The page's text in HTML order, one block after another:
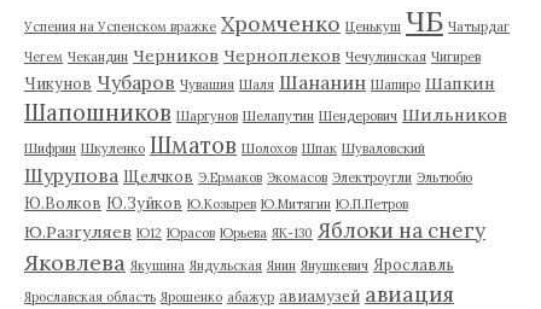
Успения на Успенском вражке Хромченко Ценькуш ЧБ Чатырдаг
Чегем Чекандин Черников Черноплеков Чечулинская Чигирев
Чикунов Чубаров Чувашия Шаля Шананин Шапиро Шапкин
Шапошников Шаргунов Шелапутин Шендерович Шильников
Шифрин Шкуленко Шматов Шолохов Шпак Шуваловский
Шурупова Щелчков Э.Ермаков Экомасов Электроугли Эльтюбю
Ю.Волков Ю.Зуйков Ю.Козырев Ю.Митягин Ю.П.Петров
Ю.Разгуляев Ю12 Юрасов Юрьева ЯК-130 Яблоки на снегу
Яковлева Якушина Яндульская Янин Янушкевич Ярославль
Ярославская область Ярошенко абажур авиамузей авиация